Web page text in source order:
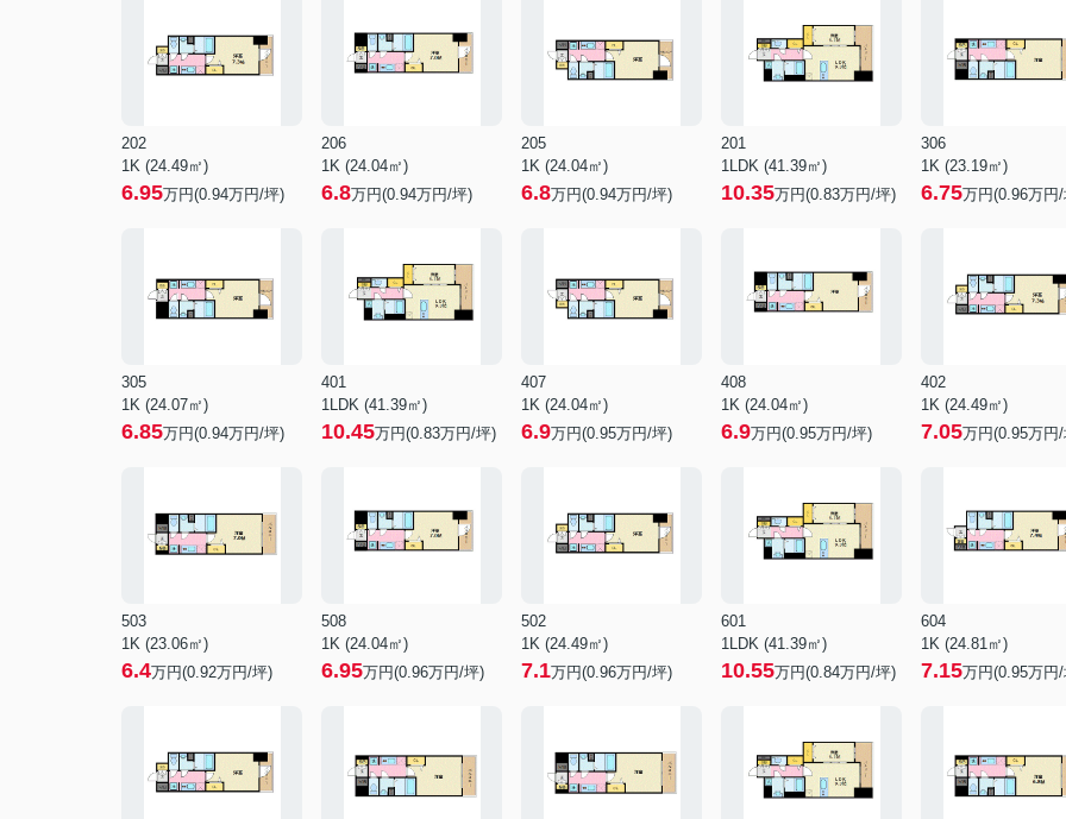
202
1K (24.49㎡)
6.95万円(0.94万円/坪)
206
1K (24.04㎡)
6.8万円(0.94万円/坪)
205
1K (24.04㎡)
6.8万円(0.94万円/坪)
201
1LDK (41.39㎡)
10.35万円(0.83万円/坪)
306
1K (23.19㎡)
6.75万円(0.96万円
305
1K (24.07㎡)
6.85万円(0.94万円/坪)
401
1LDK (41.39㎡)
10.45万円(0.83万円/坪)
407
1K (24.04㎡)
6.9万円(0.95万円/坪)
408
1K (24.04㎡)
6.9万円(0.95万円/坪)
402
1K (24.49㎡)
7.05万円(0.95万円
503
1K (23.06㎡)
6.4万円(0.92万円/坪)
508
1K (24.04㎡)
6.95万円(0.96万円/坪)
502
1K (24.49㎡)
7.1万円(0.96万円/坪)
601
1LDK (41.39㎡)
10.55万円(0.84万円/坪)
604
1K (24.81㎡)
7.15万円(0.95万円